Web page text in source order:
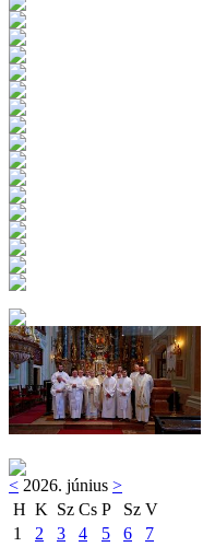
< 2026. június >
H K Sz Cs P Sz V
1
2 3 4 5 6
7